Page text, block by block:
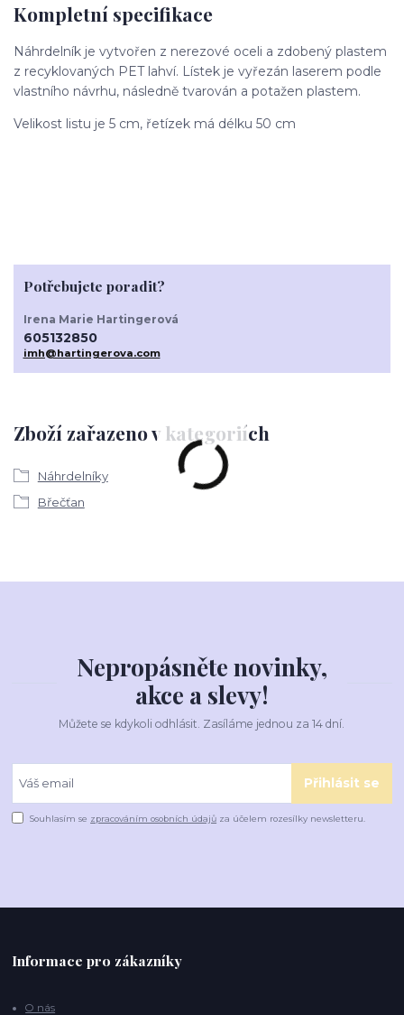
Kompletní specifikace
Náhrdelník je vytvořen z nerezové oceli a zdobený plastem
z recyklovaných PET lahví. Lístek je vyřezán laserem podle
vlastního návrhu, následně tvarován a potažen plastem.
Velikost listu je 5 cm, řetízek má délku 50 cm
Zboží zařazeno v kategoriích
Náhrdelníky
Břečťan
Potřebujete poradit?
Irena Marie Hartingerová
605132850
imh@hartingerova.com
Nepropásněte novinky,
akce a slevy!
Můžete se kdykoli odhlásit. Zasíláme jednou za 14 dní.
Přihlásit se
Souhlasím se zpracováním osobních údajů za účelem rozesílky newsletteru.
Informace pro zákazníky
O nás